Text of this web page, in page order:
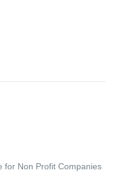
for Non Profit Companies